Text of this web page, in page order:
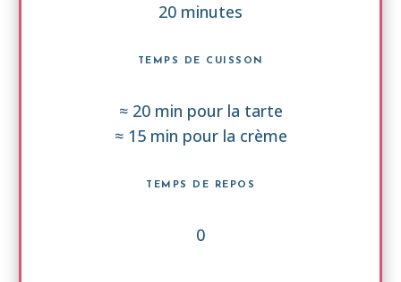
20 minutes
TEMPS DE CUISSON
≈ 20 min pour la tarte
≈ 15 min pour la crème
TEMPS DE REPOS
0